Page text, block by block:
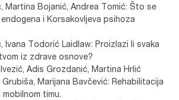
Martina Bojanić, Andrea Tomić: Što se
i Korsakovljeva psihoza
Ivana Todorić Laidlaw: Proizlazi li svaka
iz zdrave osnove?
Adis Grozdanić, Martina Hrlić
Marijana Bavčević: Rehabilitacija
timu.